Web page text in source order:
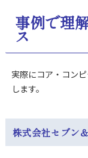
事例で理
ス
実際にコア・コン
します。
株式会社セブン